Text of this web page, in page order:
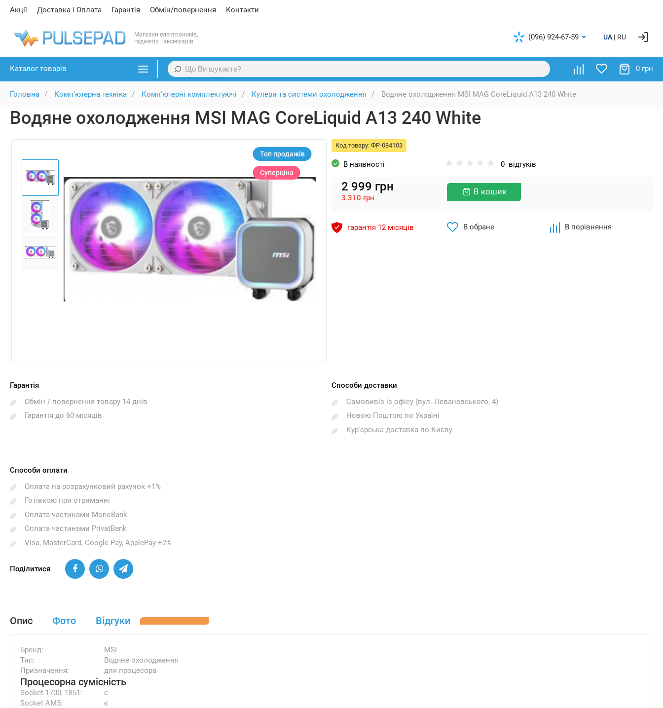
Магазин електроників,
гаджетів і аксесуарів
Акції Доставка і Оплата Гарантія Обмін/повернення Контакти
(096) 924-67-59 UA RU
Каталог товарів 0 грн
Головна Комп'ютерна техніка Комп'ютерні комплектуючі Кулери та системи охолодження Водяне охолодження MSI MAG CoreLiquid A13 240 White
Водяне охолодження MSI MAG CoreLiquid A13 240 White
Топ продажів
Суперціна
Код товару: ФР-084103
В наявності 0 відгуків
2 999 грн
3 310 грн
В кошик
гарантія 12 місяців В обране В порівняння
Гарантія
Обмін / повернення товару 14 днів
Гарантія до 60 місяців
Способи доставки
Самовивіз із офісу (вул. Леваневського, 4)
Новою Поштою по Україні
Кур'єрська доставка по Києву
Способи оплати
Оплата на розрахунковий рахунок +1%
Готівкою при отриманні
Оплата частинами MonoBank
Оплата частинами PrivatBank
Visa, MasterCard, Google Pay, ApplePay +2%
Поділитися
Опис Фото Відгуки
Бренд:
MSI
Тип:
Водяне охолодження
Призначення:
для процесора
Процесорна сумісність
Socket 1700, 1851:
є
Socket AM5:
є